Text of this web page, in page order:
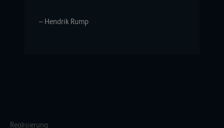
– Hendrik Rump
Realisierung